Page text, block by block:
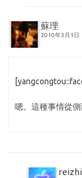
蘇理
2010年3月1日
嗯。這種事情從
reizhi